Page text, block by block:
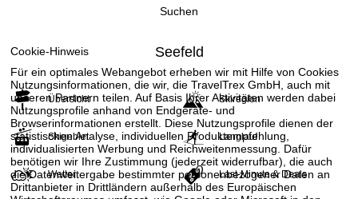
Cookie-Hinweis
Für ein optimales Webangebot erheben wir mit Hilfe von Cookies
Nutzungsinformationen, die wir, die TravelTrex GmbH, auch mit
unseren Partnern teilen. Auf Basis Ihrer Aktivitäten werden dabei
Nutzungsprofile anhand von Endgeräte- und
Browserinformationen erstellt. Diese Nutzungsprofile dienen der
statistischen Analyse, individuellen Produktempfehlung,
individualisierten Werbung und Reichweitenmessung. Dafür
benötigen wir Ihre Zustimmung (jederzeit widerrufbar), die auch
die Datenweitergabe bestimmter personenbezogener Daten an
Drittanbieter in Drittländern außerhalb des Europäischen
Suchen
Seefeld
Übersicht Skiregion
Skigebiet Langlauf
Wetter Last-Minute & Deals